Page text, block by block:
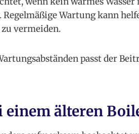
Wartung kann
vermeiden.
passt der
einem älteren